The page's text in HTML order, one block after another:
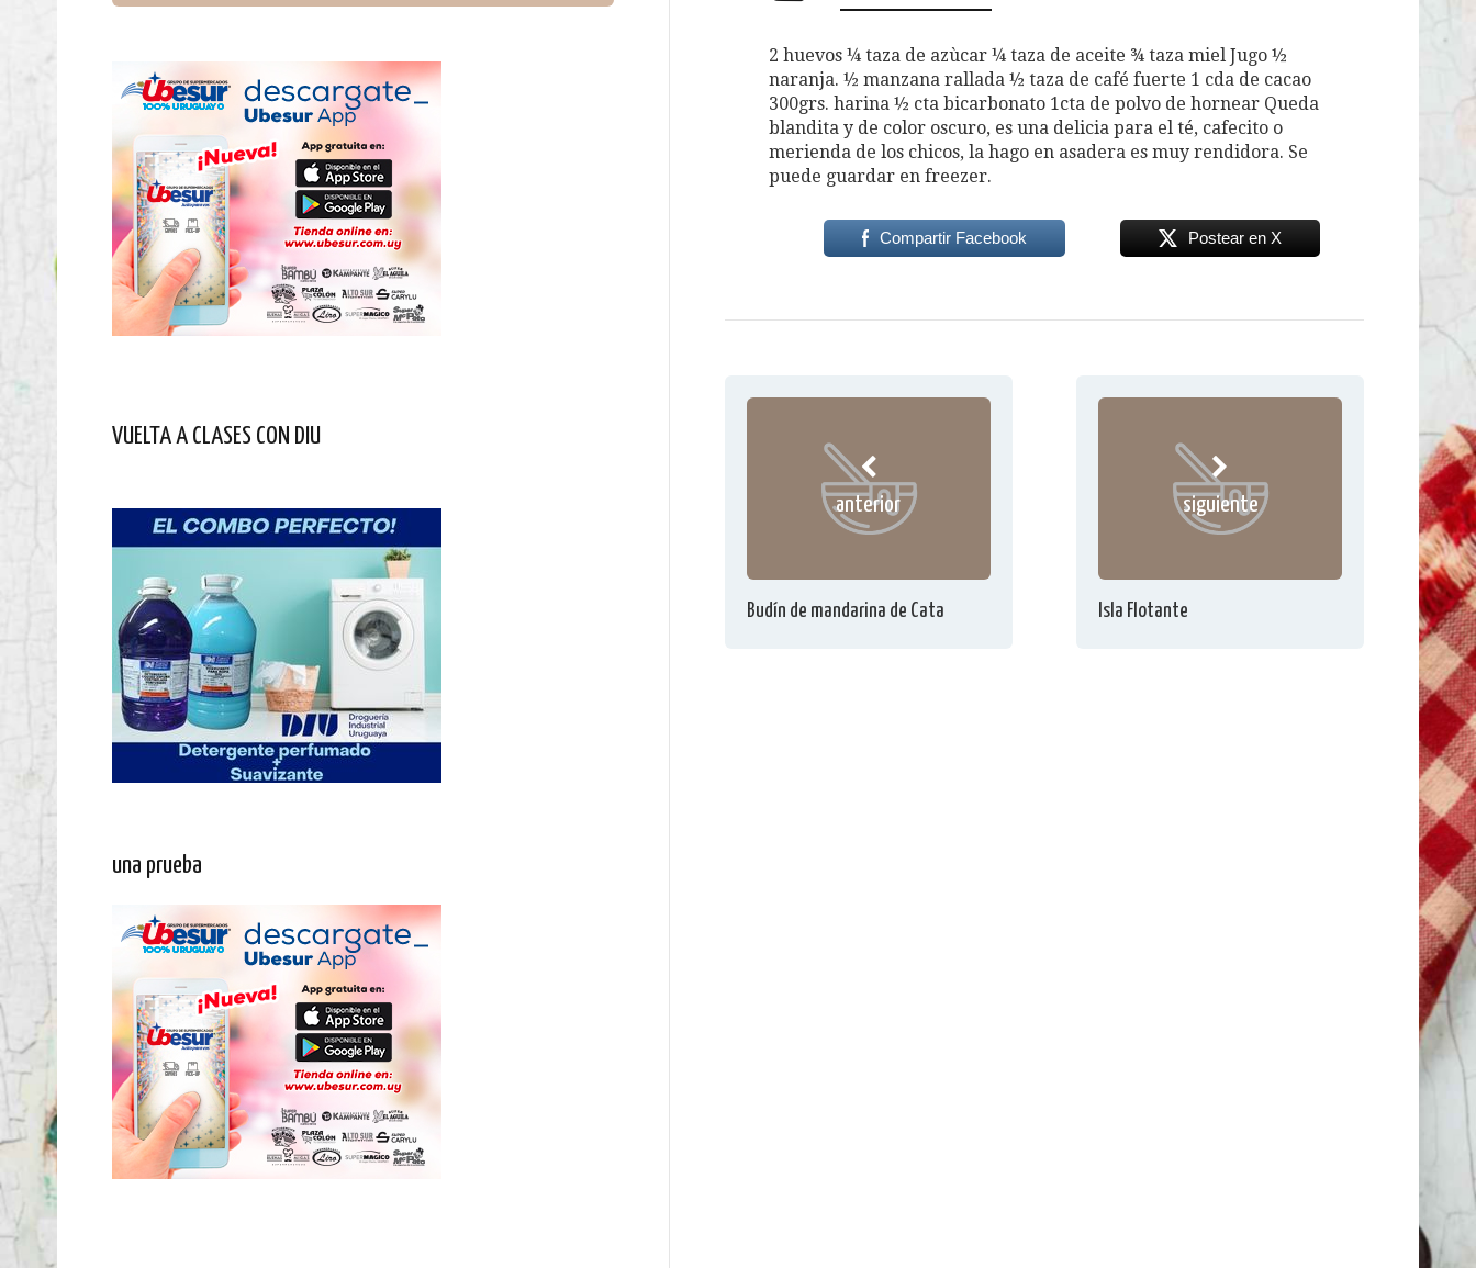
VUELTA A CLASES CON DIU
una prueba
2 huevos ¼ taza de azùcar ¼ taza de aceite ¾ taza miel Jugo ½
naranja. ½ manzana rallada ½ taza de café fuerte 1 cda de cacao
300grs. harina ½ cta bicarbonato 1cta de polvo de hornear Queda
blandita y de color oscuro, es una delicia para el té, cafecito o
merienda de los chicos, la hago en asadera es muy rendidora. Se
puede guardar en freezer.
Compartir Facebook Postear en X
anterior
Budín de mandarina de Cata
siguiente
Isla Flotante